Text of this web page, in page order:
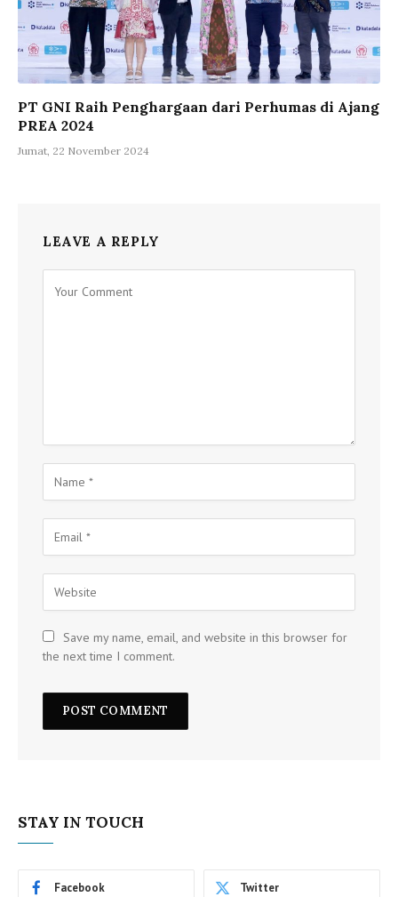
PT GNI Raih Penghargaan dari Perhumas di Ajang
PREA 2024
Jumat, 22 November 2024
LEAVE A REPLY
Save my name, email, and website in this browser for
the next time I comment.
STAY IN TOUCH
Facebook Twitter